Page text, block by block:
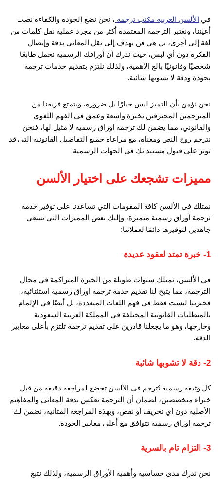
في الألسن العربية مكتب ترجمة ، نحن نضع الجودة والكفاءة نصب
أعيننا، ونعتبر الترجمة المعتمدة أكثر من مجرد عملية نقل كلمات من
لغة إلى أخرى، بل هي فن يهدف إلى نقل المعاني بدقة وإيصال
الفكرة دون أي لبس، حيث ندرك أن أوراقك الرسمية تحمل طابعًا
شخصيًا وقانونيًا بالغ الأهمية، ولذلك نلتزم بتقديم خدمات ترجمة
بجودة ودقة لا تشوبها شائبة.
نحن نؤمن بأن التميز ليس خيارًا بل ضرورة، ويتمتع فريقنا من
المترجمين المحترفين بخبرة واسعة وعمق في الفهم اللغوي
والقانوني، مما يضمن لك ترجمة اوراق رسمية لا مثيل لها، فنحن
نترجم روح النص ومعناه، مع مراعاة جميع التفاصيل القانونية التي قد
تؤثر على قبول مستنداتك فى الجهات الرسمية
مميزات تشجعك على اختيار الألسن
نمتلك فى الألسن كافة المقومات التي تساعدنا على توفير خدمة
ترجمة أوراق رسمية متميزة، وإليك بعض المميزات التي نسعي
جاهدين لتوفيرها دائمًا لعملائنا:
1- خبرة تمتد لعقود عديدة
في الألسن، نمتلك سنوات طويلة من الخبرة المتراكمة في مجال
الترجمة، مما يتيح لنا تقديم خدمة ترجمة اوراق رسمية استثنائية،
فخبرتنا ليست فقط في فهم اللغات المتعددة، بل أيضًا في الإلمام
بالمتطلبات القانونية المختلفة في المملكة العربية السعودية
وخارجها، وهو ما يجعلنا قادرين على تقديم ترجمة تلتزم بأعلى معايير
الدقة.
2- دقة لا تشوبها شائبة
كل وثيقة رسمية تُترجم في الألسن تخضع لمراجعة دقيقة من قبل
خبراء متخصصين، لضمان أن الترجمة تعكس بدقة المعاني والمفاهيم
الأصلية دون أي تحريف أو نقص، وبهذه المراجعة المتأنية، نضمن لك
ترجمة اوراق رسمية تتوافق مع أعلى معايير الجودة.
3- التزام تام بالسرية
نحن ندرك مدى حساسية وأهمية الأوراق الرسمية، ولذلك نتبع